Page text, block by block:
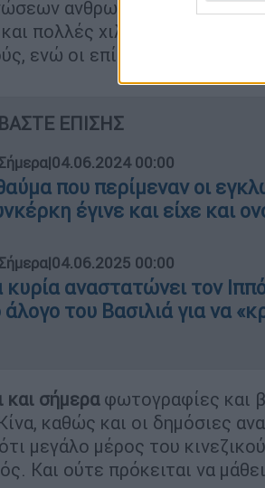
ανθρωπίνων
πολλές χιλιάδες. Ο
ενώ οι επίσημες αρχές
ΕΠΙΣΗΣ
|04.06.2024 00:00
που περίμεναν οι
έγινε και είχε και
|04.06.2025 00:00
κυρία αναστατώνει τον
του Βασιλιά για να
και σήμεραφωτογραφίες και
καθώς και οι δημόσιες
ότι μεγάλο μέρος του
Και ούτε πρόκειται να